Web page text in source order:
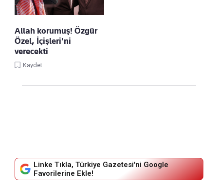
Allah korumuş! Özgür
Özel, İçişleri'ni
verecekti
Kaydet
Linke Tıkla, Türkiye Gazetesi'ni Google
Favorilerine Ekle!